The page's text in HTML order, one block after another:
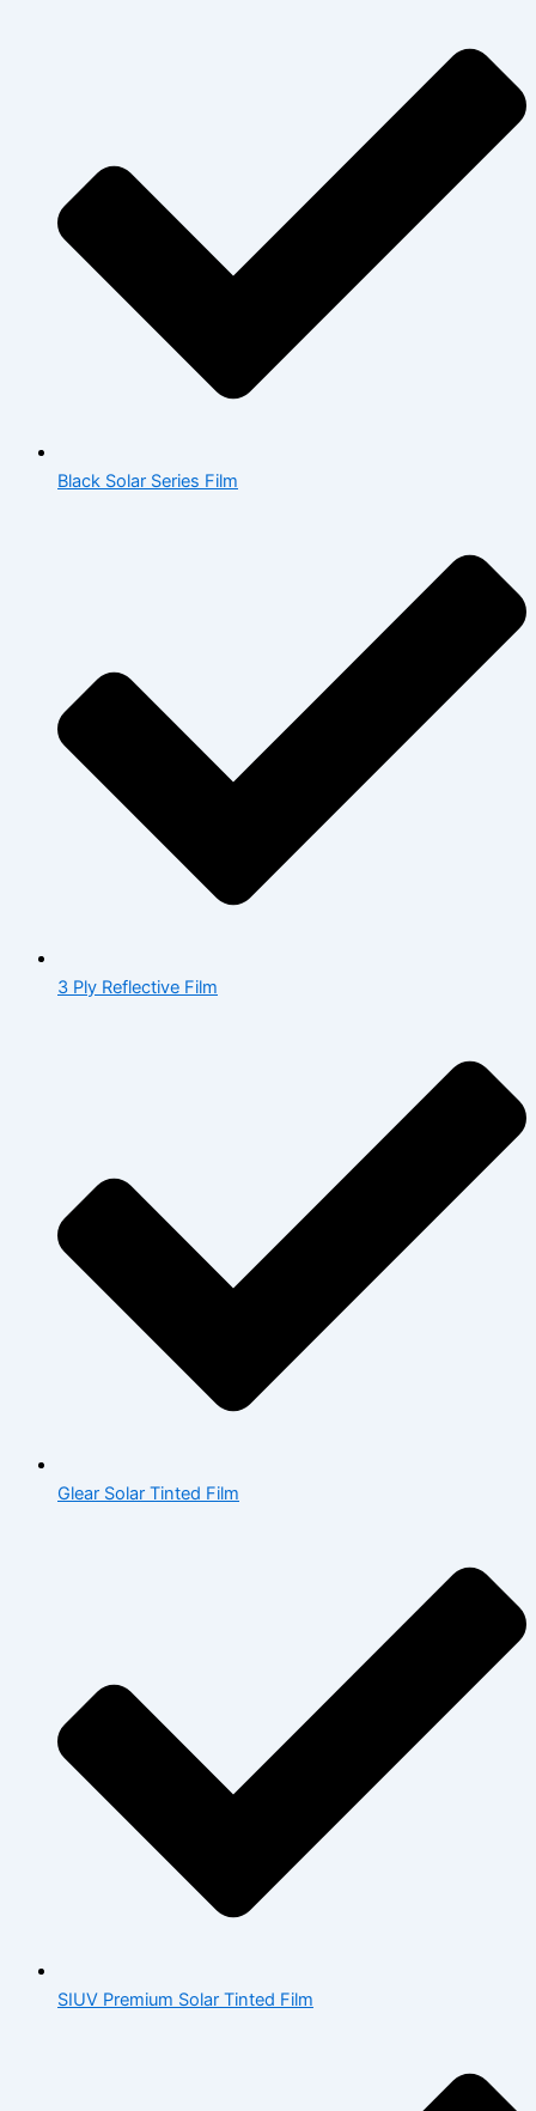
Black Solar Series Film
3 Ply Reflective Film
Glear Solar Tinted Film
SIUV Premium Solar Tinted Film